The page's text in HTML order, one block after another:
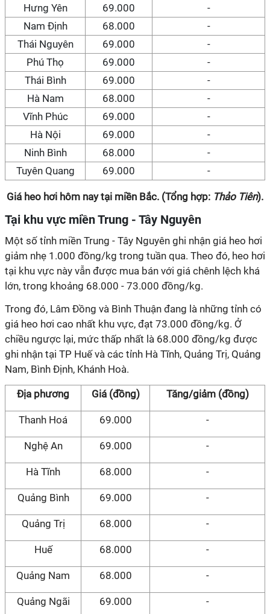
Hưng Yên
69.000
-
Nam Định
68.000
-
Thái Nguyên
69.000
-
Phú Thọ
69.000
-
Thái Bình
69.000
-
Hà Nam
68.000
-
Vĩnh Phúc
69.000
-
Hà Nội
69.000
-
Ninh Bình
68.000
-
Tuyên Quang
69.000 -
Giá heo hơi hôm nay tại miền Bắc. (Tổng hợp: Thảo Tiên).
Tại khu vực miền Trung - Tây Nguyên
Một số tỉnh miền Trung - Tây Nguyên ghi nhận giá heo hơi
giảm nhẹ 1.000 đồng/kg trong tuần qua. Theo đó, heo hơi
tại khu vực này vẫn được mua bán với giá chênh lệch khá
lớn, trong khoảng 68.000 - 73.000 đồng/kg.
Trong đó, Lâm Đồng và Bình Thuận đang là những tỉnh có
giá heo hơi cao nhất khu vực, đạt 73.000 đồng/kg. Ở
chiều ngược lại, mức thấp nhất là 68.000 đồng/kg được
ghi nhận tại TP Huế và các tỉnh Hà Tĩnh, Quảng Trị, Quảng
Nam, Bình Định, Khánh Hoà.
Địa phương Giá (đồng) Tăng/giảm (đồng)
Thanh Hoá 69.000 -
Nghệ An 69.000 -
Hà Tĩnh 68.000 -
Quảng Bình 69.000 -
Quảng Trị 68.000 -
Huế 68.000 -
Quảng Nam 68.000 -
Quảng Ngãi 69.000 -